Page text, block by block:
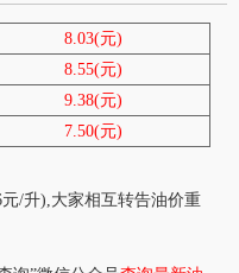
8.03(元)
8.55(元)
9.38(元)
7.50(元)
/升),大家相互转告油价重